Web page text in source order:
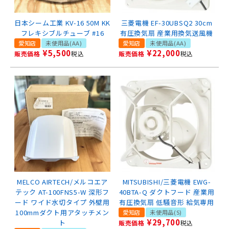
日本シーム工業 KV-16 50M KK
フレキシブルチューブ #16
愛知店 未使用品(AA)
販売価格 ¥5,500税込
三菱電機 EF-30UBSQ2 30cm
有圧換気扇 産業用換気送風機
愛知店 未使用品(AA)
販売価格 ¥22,000税込
MELCO AIRTECH/メルコエア
テック AT-100FNS5-W 深形フ
ード ワイド水切タイプ 外壁用
100mmダクト用アタッチメン
ト
MITSUBISHI/三菱電機 EWG-
40BTA-Q ダクトフード 産業用
有圧換気扇 低騒音形 給気専用
愛知店 未使用品(S)
販売価格 ¥29,700税込